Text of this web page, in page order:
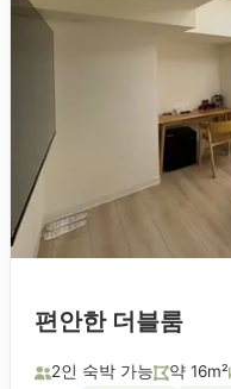
편안한 더블룸
2인 숙박 가능 약 16m²